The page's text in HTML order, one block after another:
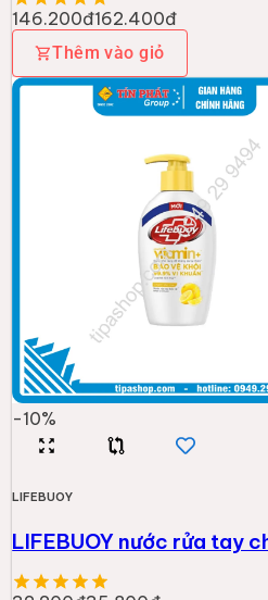
146.200đ162.400đ
Thêm vào giỏ
-10%
LIFEBUOY
LIFEBUOY nước rửa tay